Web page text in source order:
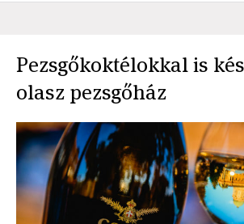
Pezsgőkoktélokkal is
olasz pezsgőház